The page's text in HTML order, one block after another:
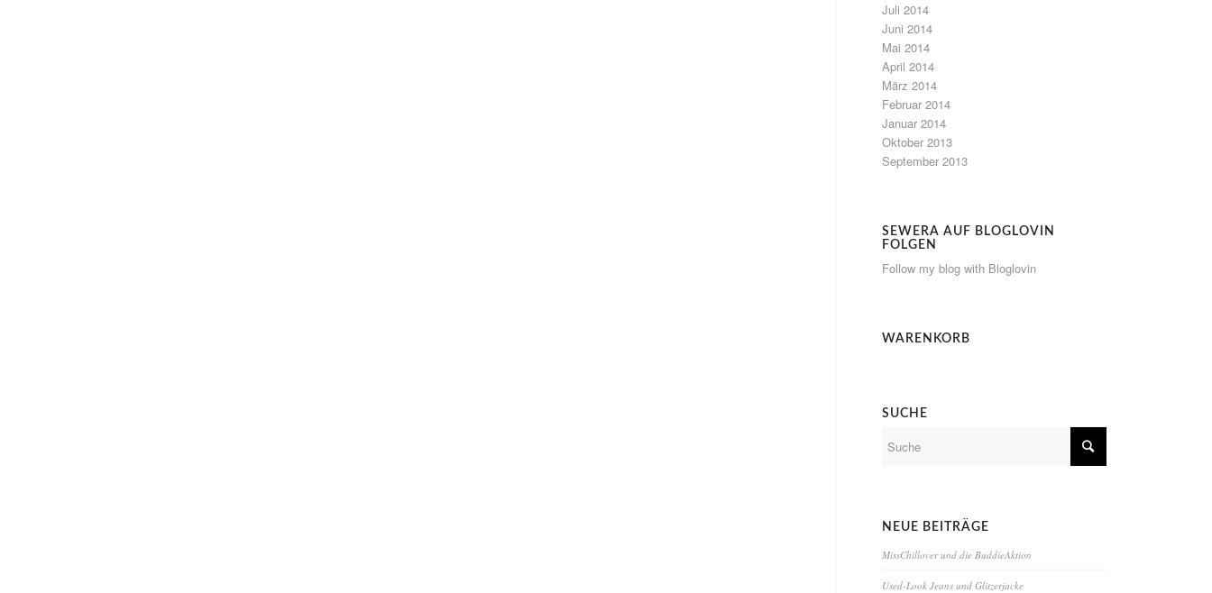
Juli 2014
Juni 2014
Mai 2014
April 2014
März 2014
Februar 2014
Januar 2014
Oktober 2013
September 2013
SEWERA AUF BLOGLOVIN
FOLGEN
Follow my blog with Bloglovin
WARENKORB
SUCHE
NEUE BEITRÄGE
MissChillover und die BuddieAktion
Used-Look Jeans und Glitzerjacke